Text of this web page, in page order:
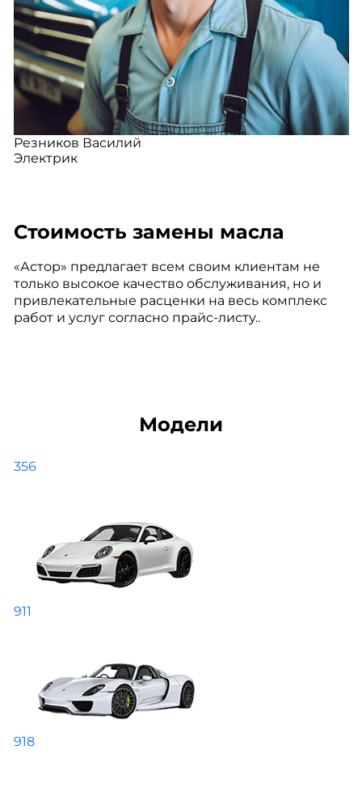
Резников Василий
Электрик
Стоимость замены масла
«Астор» предлагает всем своим клиентам не
только высокое качество обслуживания, но и
привлекательные расценки на весь комплекс
работ и услуг согласно прайс-листу..
Модели
356
911
918